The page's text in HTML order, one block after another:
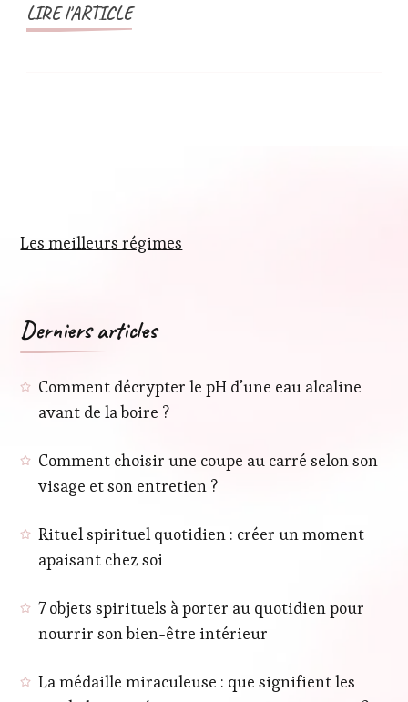
LIRE l'ARTICLE
Les meilleurs régimes
Derniers articles
Comment décrypter le pH d’une eau alcaline
avant de la boire ?
Comment choisir une coupe au carré selon son
visage et son entretien ?
Rituel spirituel quotidien : créer un moment
apaisant chez soi
7 objets spirituels à porter au quotidien pour
nourrir son bien-être intérieur
La médaille miraculeuse : que signifient les